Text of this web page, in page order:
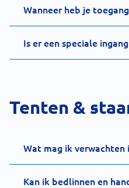
Wanneer heb je
Is er een speciale
Tenten &
Wat mag ik verwachten
Kan ik bedlinnen en